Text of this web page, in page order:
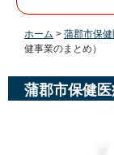
ホーム > 蒲郡市保
健事業のまとめ）
蒲郡市保健